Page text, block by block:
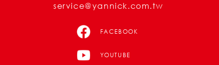
service@yannick.com.tw
FACEBOOK
YOUTUBE